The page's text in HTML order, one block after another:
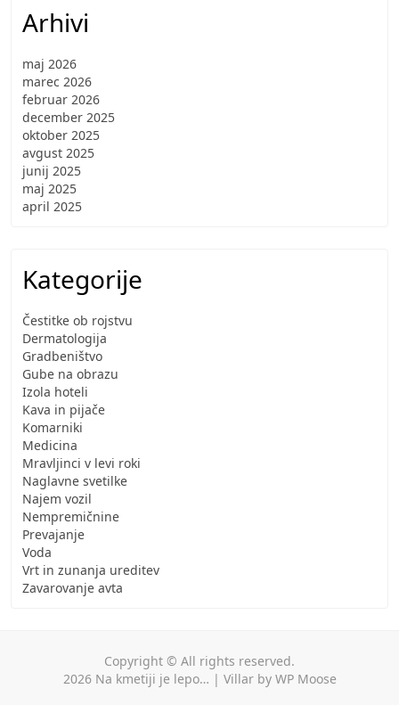
Arhivi
maj 2026
marec 2026
februar 2026
december 2025
oktober 2025
avgust 2025
junij 2025
maj 2025
april 2025
Kategorije
Čestitke ob rojstvu
Dermatologija
Gradbeništvo
Gube na obrazu
Izola hoteli
Kava in pijače
Komarniki
Medicina
Mravljinci v levi roki
Naglavne svetilke
Najem vozil
Nempremičnine
Prevajanje
Voda
Vrt in zunanja ureditev
Zavarovanje avta
Copyright © All rights reserved.
2026 Na kmetiji je lepo… | Villarby WP Moose